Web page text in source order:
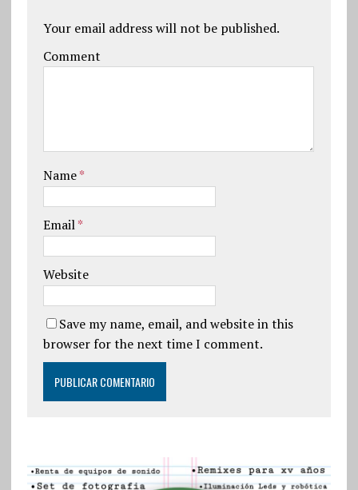
Your email address will not be published.
Comment
Name*
Email*
Website
Save my name, email, and website in this
browser for the next time I comment.